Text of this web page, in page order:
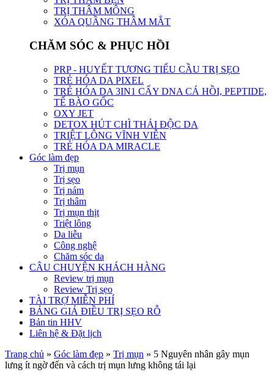
TRỊ THÂM MÔNG
XÓA QUẦNG THÂM MẮT
CHĂM SÓC & PHỤC HỒI
PRP - HUYẾT TƯƠNG TIỂU CẦU TRỊ SẸO
TRẺ HÓA DA PIXEL
TRẺ HÓA DA 3IN1 CẤY DNA CÁ HỒI, PEPTIDE,
TẾ BÀO GỐC
OXY JET
DETOX HÚT CHÌ THẢI ĐỘC DA
TRIỆT LÔNG VĨNH VIỄN
TRẺ HÓA DA MIRACLE
Góc làm đẹp
Trị mụn
Trị sẹo
Trị nám
Trị thâm
Trị mụn thịt
Triệt lông
Da liễu
Công nghệ
Chăm sóc da
CÂU CHUYỆN KHÁCH HÀNG
Review trị mụn
Review Trị sẹo
TÀI TRỢ MIỄN PHÍ
BẢNG GIÁ ĐIỀU TRỊ SẸO RỖ
Bản tin HHV
Liên hệ & Đặt lịch
Trang chủ » Góc làm đẹp » Trị mụn » 5 Nguyên nhân gây mụn
lưng ít ngờ đến và cách trị mụn lưng không tái lại